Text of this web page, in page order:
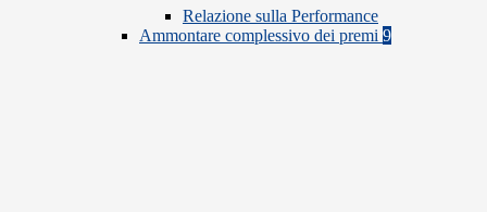
Relazione sulla Performance
Ammontare complessivo dei premi 9